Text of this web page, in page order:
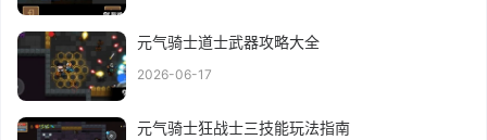
元气骑士道士武器攻略大全
2026-06-17
元气骑士狂战士三技能玩法指南